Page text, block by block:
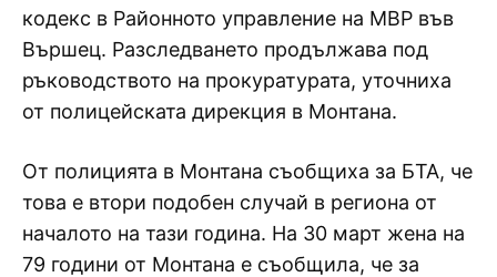
кодекс в Районното управление на МВР във
Вършец. Разследването продължава под
ръководството на прокуратурата, уточниха
от полицейската дирекция в Монтана.
От полицията в Монтана съобщиха за БТА, че
това е втори подобен случай в региона от
началото на тази година. На 30 март жена на
79 години от Монтана е съобщила, че за